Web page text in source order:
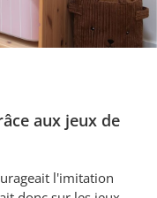
aux jeux de
l'imitation